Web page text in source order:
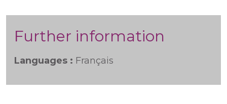
Further information
Languages : Français